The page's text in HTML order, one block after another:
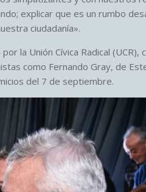
explicar que es un rumbo
ciudadanía».
la Unión Cívica Radical (UCR),
como Fernando Gray, de
del 7 de septiembre.